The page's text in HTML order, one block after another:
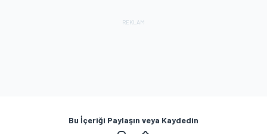
Bu İçeriği Paylaşın veya Kaydedin